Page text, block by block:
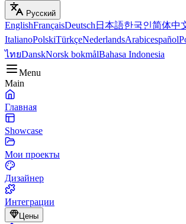
Русский
EnglishFrançaisDeutsch 日本語한국인简体中
ItalianoPolskiTürkçeNederlandsArabicespañol
ไทยDanskNorsk bokmålBahasa Indonesia
Menu
Main
Главная
Showcase
Мои проекты
Дизайнер
Интеграции
Цены